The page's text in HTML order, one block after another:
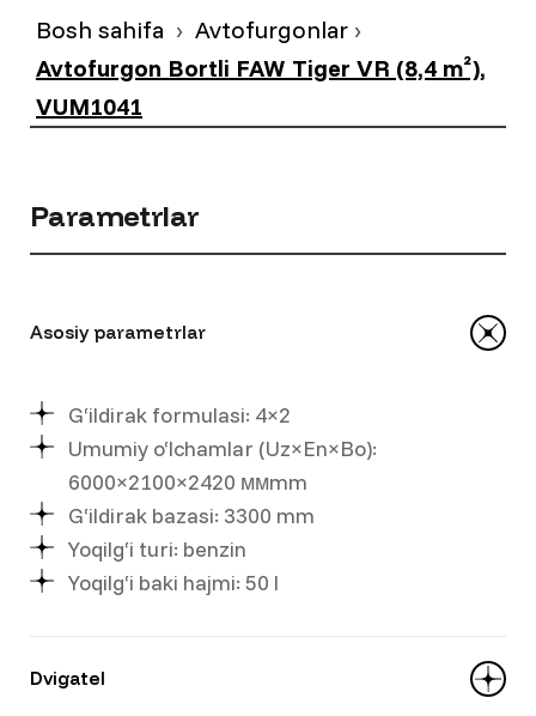
Bosh sahifa
Avtofurgonlar
Avtofurgon Bortli FAW Tiger VR (8,4 m²),
VUM1041
Parametrlar
Asosiy parametrlar
G‘ildirak formulasi: 4×2
Umumiy o‘lchamlar (Uz×En×Bo):
6000×2100×2420 ммmm
G‘ildirak bazasi: 3300 mm
Yoqilg‘i turi: benzin
Yoqilg‘i baki hajmi: 50 l
Dvigatel